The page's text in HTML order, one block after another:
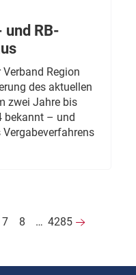
und RB-
Region
des aktuellen
zwei Jahre bis
bekannt – und
7 8 … 4285